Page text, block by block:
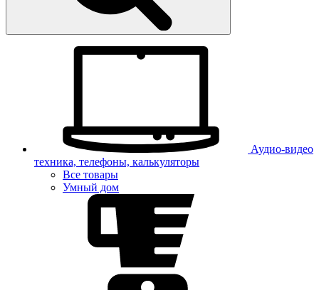
Аудио-видео
техника, телефоны, калькуляторы
Все товары
Умный дом